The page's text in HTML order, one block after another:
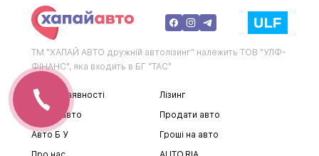
ТМ "ХАПАЙ АВТО дружній автолізинг" належить ТОВ "УЛФ-
ФІНАНС", яка входить в БГ "ТАС"
Авто в наявності
Підбір авто
Авто Б У
Лізинг
Продати авто
Гроші на авто